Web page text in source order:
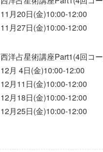
11月20日(金)10:00-12:00
11月27日(金)10:00-12:00
西洋占星術講座Part1(4回コ
12月 4日(金)10:00-12:00
12月11日(金)10:00-12:00
12月18日(金)10:00-12:00
12月25日(金)10:00-12:00